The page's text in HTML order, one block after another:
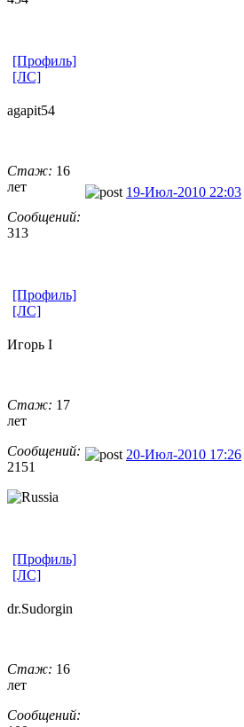
[Профиль]
[ЛС]
agapit54
Стаж: 16
лет
Сообщений:
313
19-Июл-2010 22:03
[Профиль]
[ЛС]
Игорь I
Стаж: 17
лет
Сообщений:
2151
20-Июл-2010 17:26
[Профиль]
[ЛС]
dr.Sudorgin
Стаж: 16
лет
Сообщений: